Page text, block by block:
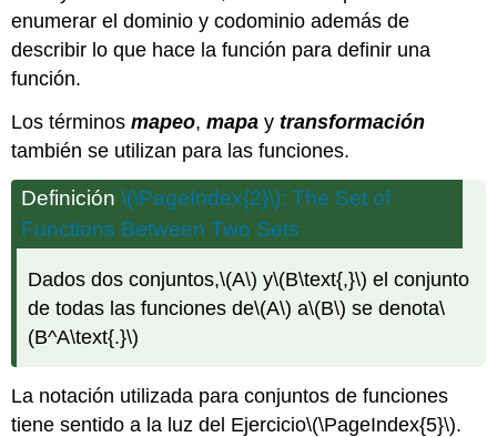
enumerar el dominio y codominio además de
describir lo que hace la función para definir una
función.
Los términosmapeo,mapa ytransformación
también se utilizan para las funciones.
Definición\(\PageIndex{2}\): The Set of
Functions Between Two Sets
Dados dos conjuntos,\(A\) y\(B\text{,}\) el conjunto
de todas las funciones de\(A\) a\(B\) se denota\
(B^A\text{.}\)
La notación utilizada para conjuntos de funciones
tiene sentido a la luz del Ejercicio\(\PageIndex{5}\).